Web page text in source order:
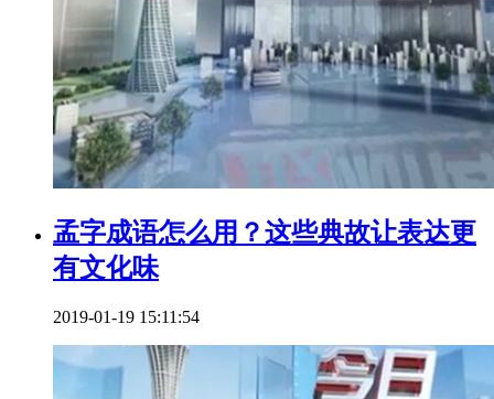
孟字成语怎么用？这些典故让表达更
有文化味
2019-01-19 15:11:54